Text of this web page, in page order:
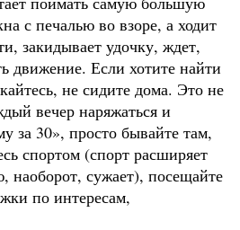
с печалью во взоре, а ходит
закидывает удочку, ждет,
движение. Если хотите найти
не сидите дома. Это не
вечер наряжаться и
за 30», просто бывайте там,
спортом (спорт расширяет
наоборот, сужает), посещайте
по интересам,